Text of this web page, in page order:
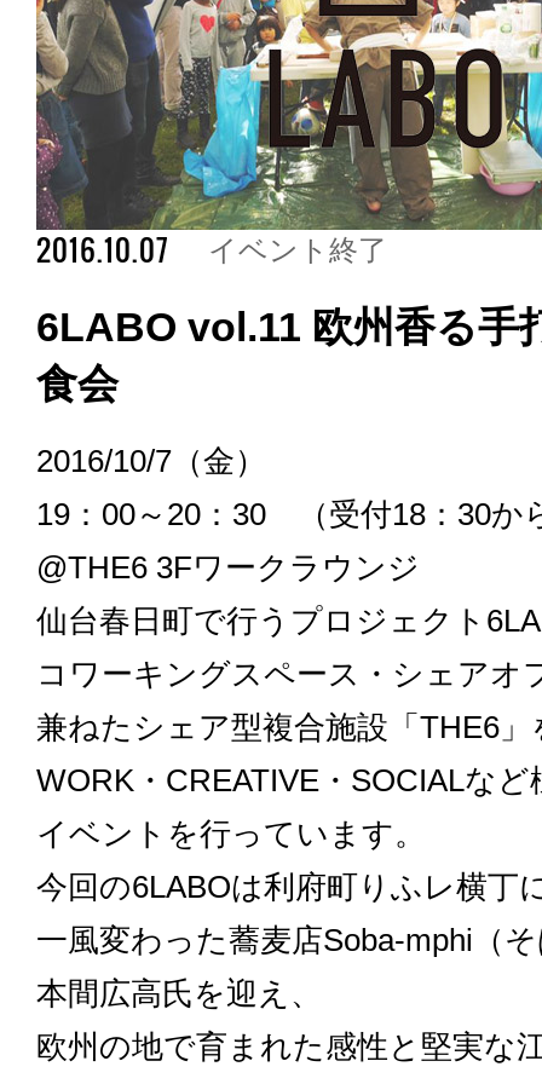
2016.10.07 イベント終了
6LABO vol.11 欧州香る手
食会
2016/10/7（金）
19：00～20：30 （受付18：30か
@THE6 3Fワークラウンジ
仙台春日町で行うプロジェクト
コワーキングスペース・シェアオ
兼ねたシェア型複合施設「THE6」
WORK・CREATIVE・SOCIALな
イベントを行っています。
今回の6LABOは利府町りふレ横丁
一風変わった蕎麦店Soba-mphi（
本間広高氏を迎え、
欧州の地で育まれた感性と堅実な